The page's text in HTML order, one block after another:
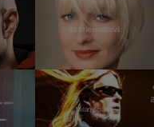
Bára Nesvadbová
Milan Špalek